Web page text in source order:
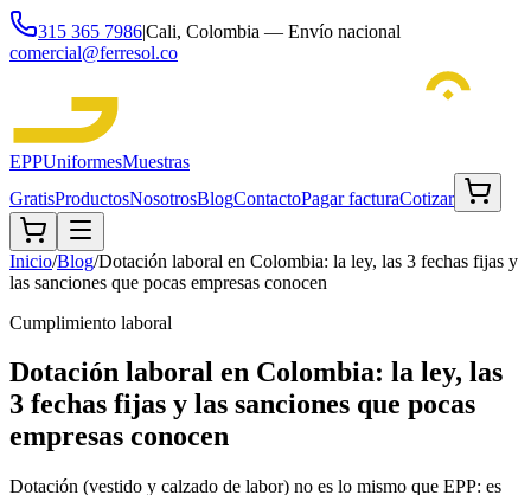
315 365 7986|Cali, Colombia — Envío nacional
comercial@ferresol.co
EPPUniformesMuestras
GratisProductosNosotrosBlogContactoPagar facturaCotizar
Inicio/Blog/Dotación laboral en Colombia: la ley, las 3 fechas fijas y
las sanciones que pocas empresas conocen
Cumplimiento laboral
Dotación laboral en Colombia: la ley, las
3 fechas fijas y las sanciones que pocas
empresas conocen
Dotación (vestido y calzado de labor) no es lo mismo que EPP: es